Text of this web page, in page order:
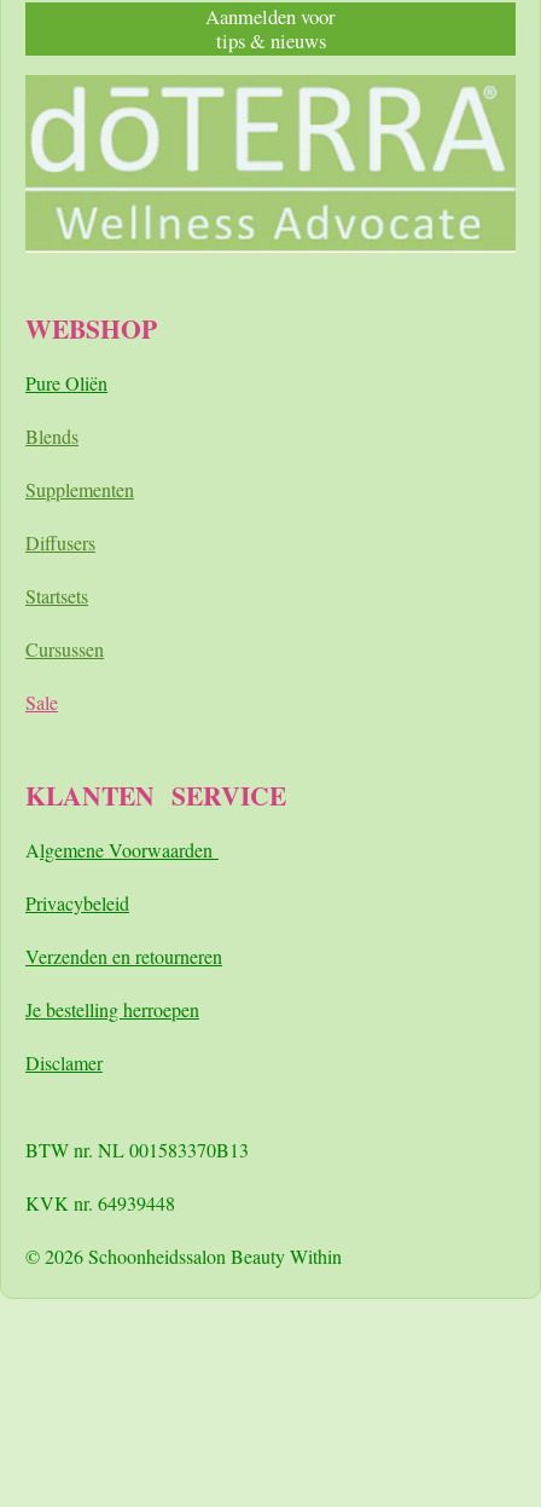
Aanmelden voor
tips & nieuws
WEBSHOP
Pure Oliën
Blends
Supplementen
Diffusers
Startsets
Cursussen
Sale
KLANTEN SERVICE
Algemene Voorwaarden
Privacybeleid
Verzenden en retourneren
Je bestelling herroepen
Disclamer
BTW nr. NL 001583370B13
KVK nr. 64939448
© 2026 Schoonheidssalon Beauty Within